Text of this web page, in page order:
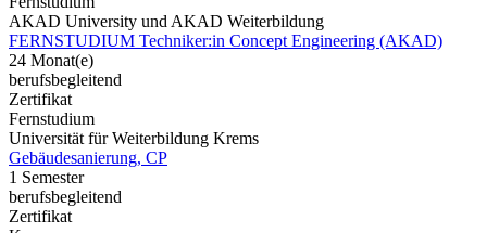
AKAD University und AKAD Weiterbildung
FERNSTUDIUM Techniker:in Concept Engineering (AKAD)
24 Monat(e)
berufsbegleitend
Zertifikat
Fernstudium
Universität für Weiterbildung Krems
Gebäudesanierung, CP
1 Semester
berufsbegleitend
Zertifikat